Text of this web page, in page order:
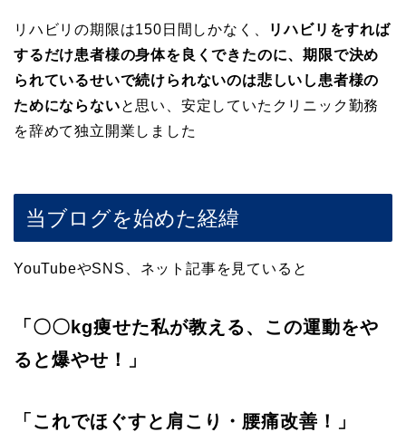
リハビリの期限は150日間しかなく、
リハビリをすれば
するだけ患者様の身体を良くできたのに、期限で決め
られているせいで続けられないのは悲しいし患者様の
ためにならないと思い、安定していたクリニック勤務
を辞めて独立開業しました
当ブログを始めた経緯
YouTubeやSNS、ネット記事を見ていると
「〇〇kg痩せた私が教える、この運動をや
ると爆やせ！」
「これでほぐすと肩こり・腰痛改善！」